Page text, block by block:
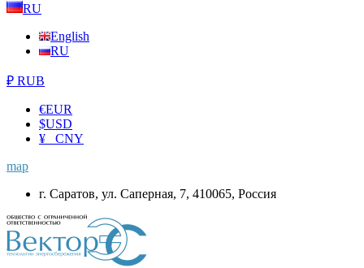
RU
English
RU
₽ RUB
€EUR
$USD
¥ CNY
map
г. Саратов, ул. Саперная, 7, 410065, Россия